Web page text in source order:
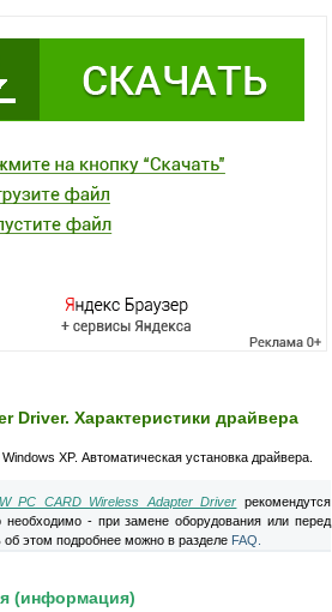
Driver. Характеристики драйвера
XP. Автоматическая установка драйвера.
PC CARD Wireless Adapter Driver рекомендутся
- при замене оборудования или перед
об этом подробнее можно в разделе FAQ.
(информация)